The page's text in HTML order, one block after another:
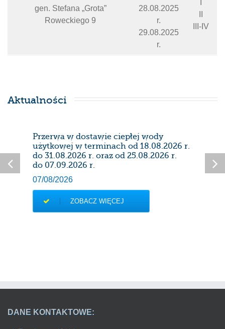
gen. Stefana „Grota”
Roweckiego 9
28.08.2025
r.
29.08.2025
r.
III-IV
Aktualności
Przerwa w dostawie ciepłej wody
użytkowej w terminach od 18.08.2026 r.
do 31.08.2026 r. oraz od 25.08.2026 r.
do 07.09.2026 r.
07/08/2026
ZOBACZ WIĘCEJ
DANE KONTAKTOWE: